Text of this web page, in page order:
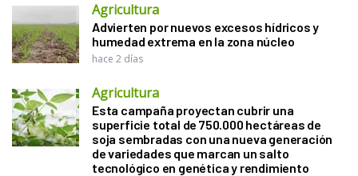
Agricultura
Advierten por nuevos excesos hídricos y
humedad extrema en la zona núcleo
hace 2 días
Agricultura
Esta campaña proyectan cubrir una
superficie total de 750.000 hectáreas de
soja sembradas con una nueva generación
de variedades que marcan un salto
tecnológico en genética y rendimiento